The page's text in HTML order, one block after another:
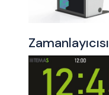
Zamanlayıcısı